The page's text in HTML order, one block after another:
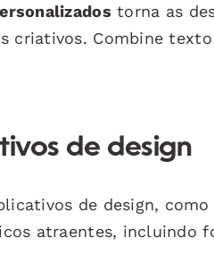
torna as
criativos. Combine
de design
de design, como
atraentes, incluindo